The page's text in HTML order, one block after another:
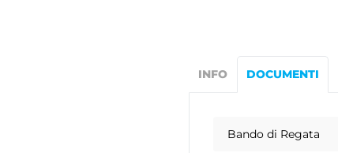
INFO DOCUMENTI
Bando di Regata